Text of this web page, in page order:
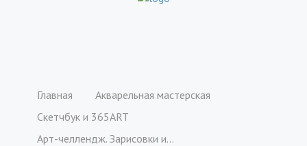
Главная
Акварельная мастерская
Cкетчбук и 365ART
Арт-челлендж. Зарисовки из дома